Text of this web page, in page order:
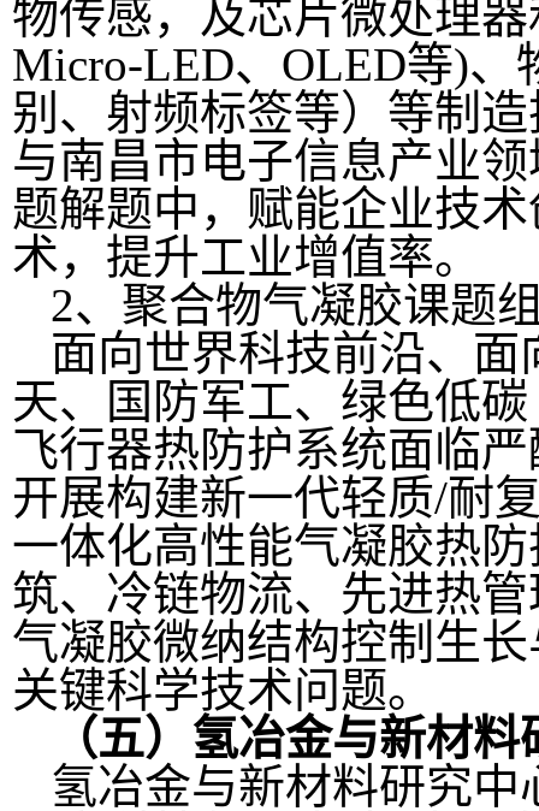
物传感，及芯片微处理
Micro-LED、OLED等)
别、射频标签等）等制
与南昌市电子信息产业
题解题中，赋能企业技
术，提升工业增值率。
2、聚合物气凝胶课题
面向世界科技前沿、
天、国防军工、绿色低
飞行器热防护系统面临
开展构建新一代轻质/耐
一体化高性能气凝胶热
筑、冷链物流、先进热
气凝胶微纳结构控制生
关键科学技术问题。
（五）氢冶金与新材
氢冶金与新材料研究